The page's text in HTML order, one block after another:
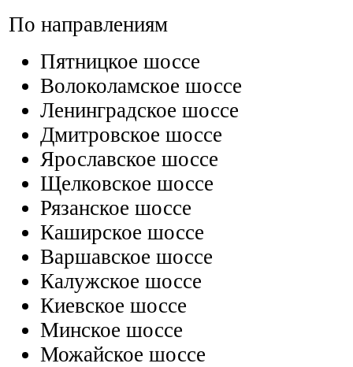
По направлениям
Пятницкое шоссе
Волоколамское шоссе
Ленинградское шоссе
Дмитровское шоссе
Ярославское шоссе
Щелковское шоссе
Рязанское шоссе
Каширское шоссе
Варшавское шоссе
Калужское шоссе
Киевское шоссе
Минское шоссе
Можайское шоссе